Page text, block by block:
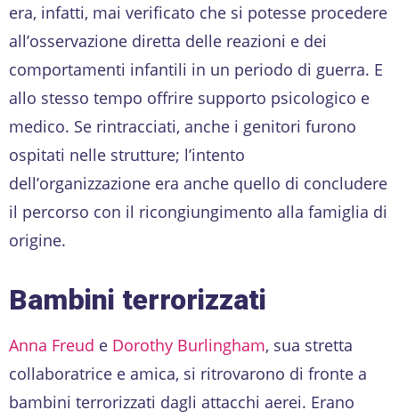
era, infatti, mai verificato che si potesse procedere
all’osservazione diretta delle reazioni e dei
comportamenti infantili in un periodo di guerra. E
allo stesso tempo offrire supporto psicologico e
medico. Se rintracciati, anche i genitori furono
ospitati nelle strutture; l’intento
dell’organizzazione era anche quello di concludere
il percorso con il ricongiungimento alla famiglia di
origine.
Bambini terrorizzati
Anna Freud e Dorothy Burlingham, sua stretta
collaboratrice e amica, si ritrovarono di fronte a
bambini terrorizzati dagli attacchi aerei. Erano